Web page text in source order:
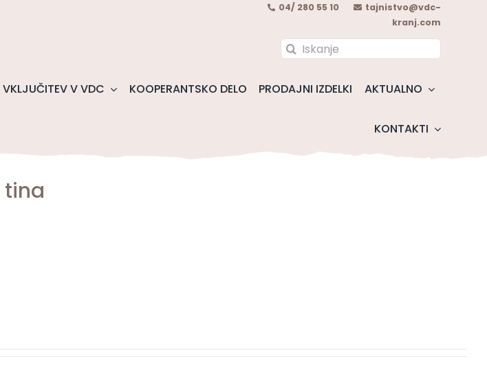
04/ 280 55 10
tajnistvo@vdc-
kranj.com
Search
VKLJUČITEV V VDC KOOPERANTSKO DELO PRODAJNI IZDELKI AKTUALNO
KONTAKTI
tina